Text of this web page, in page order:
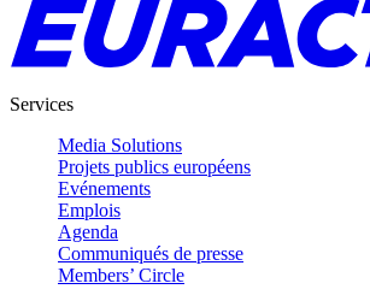
Services
Media Solutions
Projets publics européens
Evénements
Emplois
Agenda
Communiqués de presse
Members’ Circle